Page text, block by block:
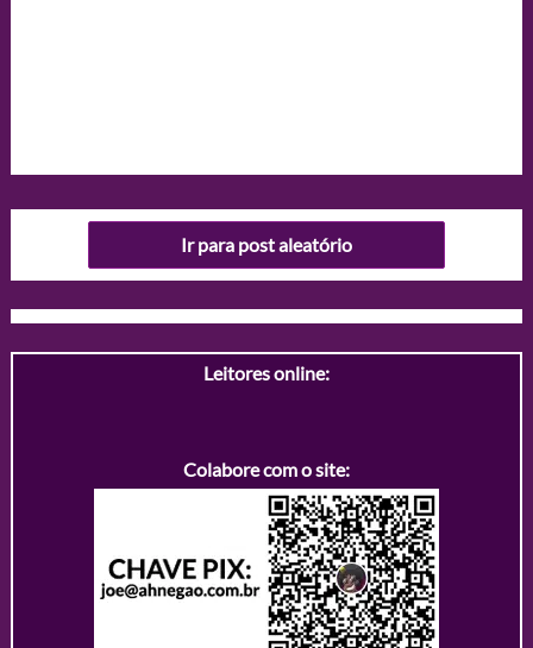
Ir para post aleatório
Leitores online:
Colabore com o site: